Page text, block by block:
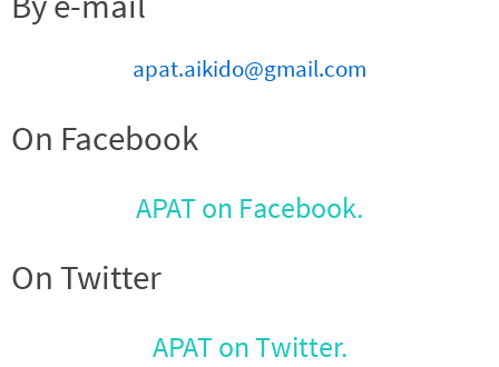
apat.aikido@gmail.com
On Facebook
APAT on Facebook.
On Twitter
APAT on Twitter.